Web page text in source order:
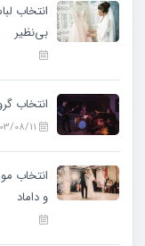
انتخاب
بی‌نظیر
انتخاب
انتخاب
و داماد